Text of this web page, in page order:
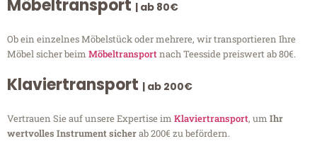
Möbeltransport | ab 80€
Ob ein einzelnes Möbelstück oder mehrere, wir transportieren Ihre
Möbel sicher beim Möbeltransportnach Teesside preiswert ab 80€.
Klaviertransport | ab 200€
Vertrauen Sie auf unsere Expertise im Klaviertransport, um Ihr
wertvolles Instrument sicherab 200€ zu befördern.